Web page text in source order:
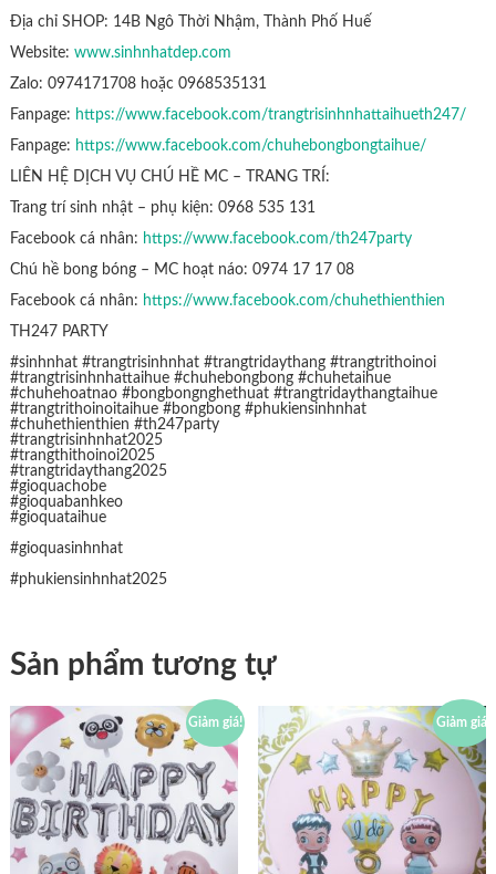
Địa chỉ SHOP: 14B Ngô Thời Nhậm, Thành Phố Huế
Website: www.sinhnhatdep.com
Zalo: 0974171708 hoặc 0968535131
Fanpage: https://www.facebook.com/trangtrisinhnhattaihueth247/
Fanpage: https://www.facebook.com/chuhebongbongtaihue/
LIÊN HỆ DỊCH VỤ CHÚ HỀ MC – TRANG TRÍ:
Trang trí sinh nhật – phụ kiện: 0968 535 131
Facebook cá nhân: https://www.facebook.com/th247party
Chú hề bong bóng – MC hoạt náo: 0974 17 17 08
Facebook cá nhân: https://www.facebook.com/chuhethienthien
TH247 PARTY
#sinhnhat #trangtrisinhnhat #trangtridaythang #trangtrithoinoi
#trangtrisinhnhattaihue #chuhebongbong #chuhetaihue
#chuhehoatnao #bongbongnghethuat #trangtridaythangtaihue
#trangtrithoinoitaihue #bongbong #phukiensinhnhat
#chuhethienthien #th247party
#trangtrisinhnhat2025
#trangthithoinoi2025
#trangtridaythang2025
#gioquachobe
#gioquabanhkeo
#gioquataihue
#gioquasinhnhat
#phukiensinhnhat2025
Sản phẩm tương tự
Giảm giá! Giảm giá!